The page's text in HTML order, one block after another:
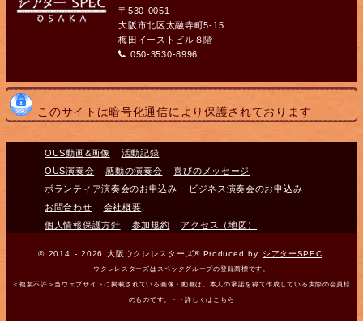
〒530-0051
大阪市北区太融寺町5-15
梅田イーストビル８階
050-3530-8996
このサイトは暗号化通信により保護されております
OUS動画&画像
活動記録
OUS演奏会
感動の演奏会
喜びのメッセージ
ボランティア演奏会のお申込み
ビジネス演奏会のお申込み
お問合わせ
会社概要
個人情報保護方針
参加規約 アクセス（地図）
© 2014 - 2026 大阪ウクレレスターズ®.Produced by シアターSPEC
ウクレレスターズはスペックグループの登録商標です。
＜複製不許＞当ウェブサイトに掲載されている画像・動画は、本人の承諾を得て作成している実際の会員様
のものです。・・詳しくはこちら